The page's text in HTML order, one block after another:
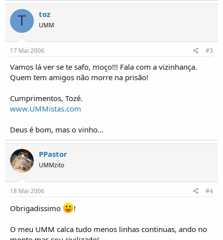
T toz
UMM
17 Mai 2006 #3
Vamos lá ver se te safo, moço!!! Fala com a vizinhança.
Quem tem amigos não morre na prisão!
Cumprimentos, Tozé.
www.UMMistas.com
Deus é bom, mas o vinho...
PPastor
UMMzito
18 Mai 2006 #4
Obrigadissimo !
O meu UMM calca tudo menos linhas continuas, ando no